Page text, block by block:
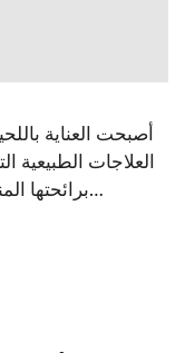
أصبحت العناية
العلاجات الطبيعية
برائحتها المنعشة وفوائدها الصحية المحتملة، النعناع…